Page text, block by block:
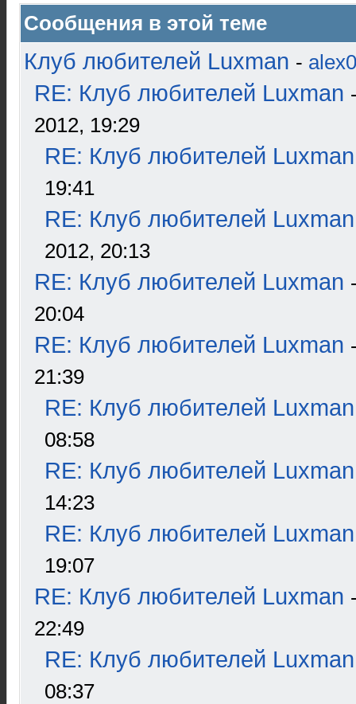
Сообщения в этой теме
Клуб любителей Luxman -
RE: Клуб любителей Luxman
2012, 19:29
RE: Клуб любителей Luxman
19:41
RE: Клуб любителей Luxman
2012, 20:13
RE: Клуб любителей Luxman
20:04
RE: Клуб любителей Luxman
21:39
RE: Клуб любителей Luxman
08:58
RE: Клуб любителей Luxman
14:23
RE: Клуб любителей Luxman
19:07
RE: Клуб любителей Luxman
22:49
RE: Клуб любителей Luxman
08:37